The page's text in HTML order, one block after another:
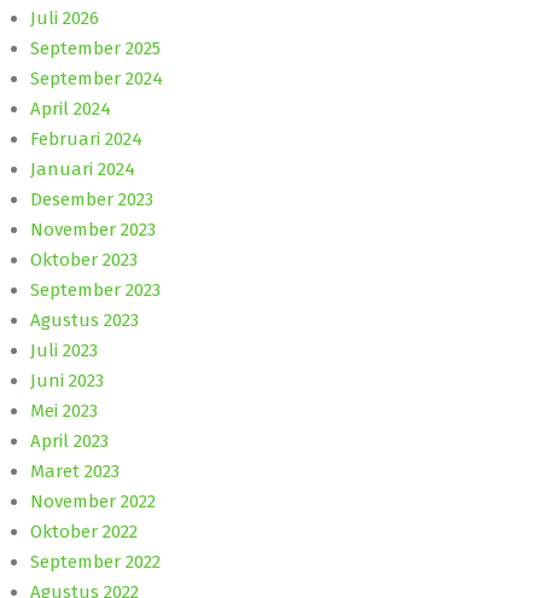
Juli 2026
September 2025
September 2024
April 2024
Februari 2024
Januari 2024
Desember 2023
November 2023
Oktober 2023
September 2023
Agustus 2023
Juli 2023
Juni 2023
Mei 2023
April 2023
Maret 2023
November 2022
Oktober 2022
September 2022
Agustus 2022